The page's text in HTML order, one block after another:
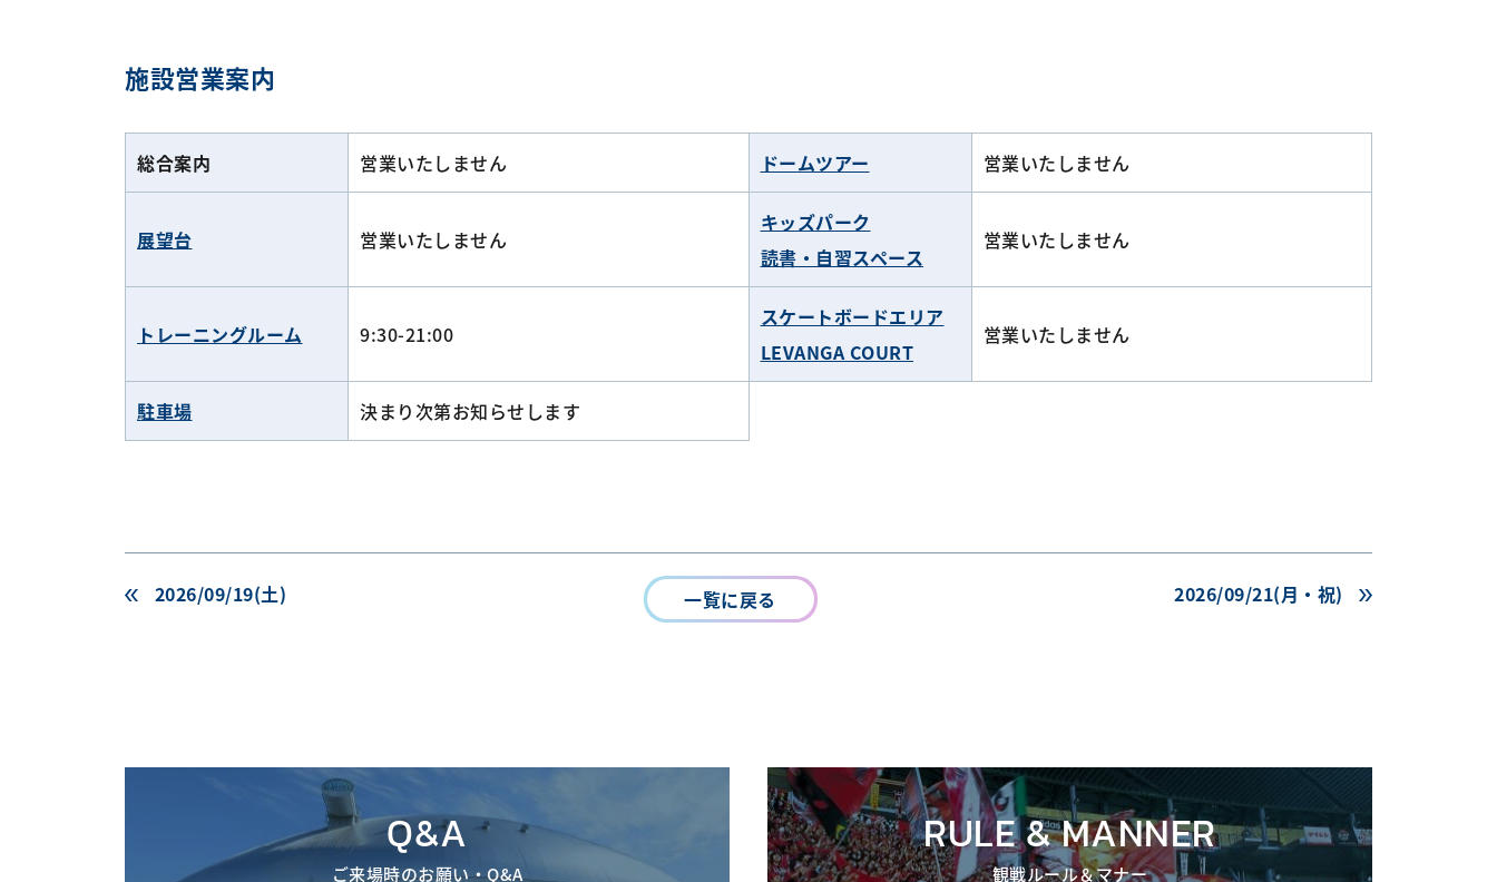
施設営業案内
総合案内 営業いたしません ドームツアー 営業いたしません
展望台 営業いたしません
キッズパーク
読書・自習スペース
営業いたしません
トレーニングルーム 9:30-21:00
スケートボードエリア
LEVANGA COURT
営業いたしません
駐車場 決まり次第お知らせします
2026/09/19(土) 一覧に戻る 2026/09/21(月・祝)
Q&A
ご来場時のお願い・Q&A
RULE & MANNER
観戦ルール＆マナー